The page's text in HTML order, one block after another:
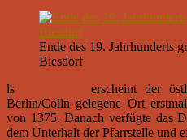
Ende des 19. Jahrhunderts
Biesdorf
ls
erscheint der
Berlin/Cölln gelegene Ort
von 1375. Danach verfügte das
dem Unterhalt der Pfarrstelle und